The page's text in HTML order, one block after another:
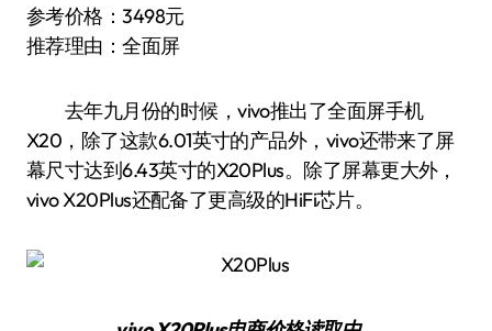
参考价格：3498元
推荐理由：全面屏
去年九月份的时候，vivo推出了全面屏手机
X20，除了这款6.01英寸的产品外，vivo还带来了屏
幕尺寸达到6.43英寸的X20Plus。除了屏幕更大外，
vivo X20Plus还配备了更高级的HiFi芯片。